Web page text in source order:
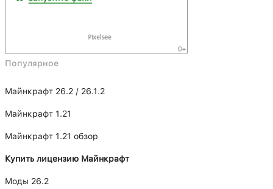
Популярное
Майнкрафт 26.2 / 26.1.2
Майнкрафт 1.21
Майнкрафт 1.21 обзор
Купить лицензию Майнкрафт
Моды 26.2